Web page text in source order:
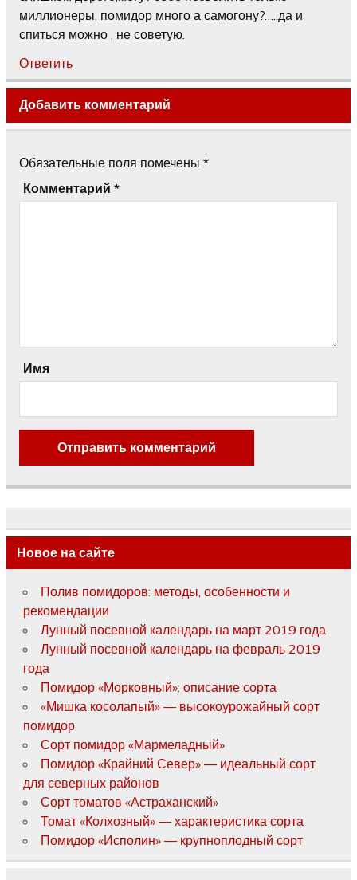
миллионеры, помидор много а самогону?…..да и
спиться можно , не советую.
Ответить
Добавить комментарий
Обязательные поля помечены *
Комментарий *
Имя
Новое на сайте
Полив помидоров: методы, особенности и
рекомендации
Лунный посевной календарь на март 2019 года
Лунный посевной календарь на февраль 2019
года
Помидор «Морковный»: описание сорта
«Мишка косолапый» — высокоурожайный сорт
помидор
Сорт помидор «Мармеладный»
Помидор «Крайний Север» — идеальный сорт
для северных районов
Сорт томатов «Астраханский»
Томат «Колхозный» — характеристика сорта
Помидор «Исполин» — крупноплодный сорт